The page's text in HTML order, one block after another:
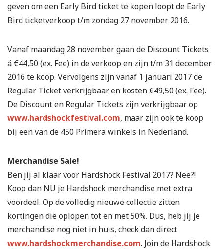
geven om een Early Bird ticket te kopen loopt de Early
Bird ticketverkoop t/m zondag 27 november 2016.
Vanaf maandag 28 november gaan de Discount Tickets
á €44,50 (ex. Fee) in de verkoop en zijn t/m 31 december
2016 te koop. Vervolgens zijn vanaf 1 januari 2017 de
Regular Ticket verkrijgbaar en kosten €49,50 (ex. Fee).
De Discount en Regular Tickets zijn verkrijgbaar op
www.hardshockfestival.com, maar zijn ook te koop
bij een van de 450 Primera winkels in Nederland.
Merchandise Sale!
Ben jij al klaar voor Hardshock Festival 2017? Nee?!
Koop dan NU je Hardshock merchandise met extra
voordeel. Op de volledig nieuwe collectie zitten
kortingen die oplopen tot en met 50%. Dus, heb jij je
merchandise nog niet in huis, check dan direct
www.hardshockmerchandise.com. Join de Hardshock